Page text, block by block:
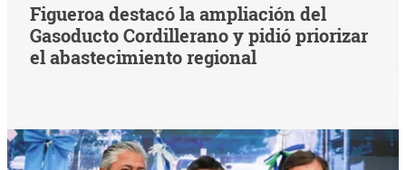
Figueroa destacó la ampliación del
Gasoducto Cordillerano y pidió priorizar
el abastecimiento regional